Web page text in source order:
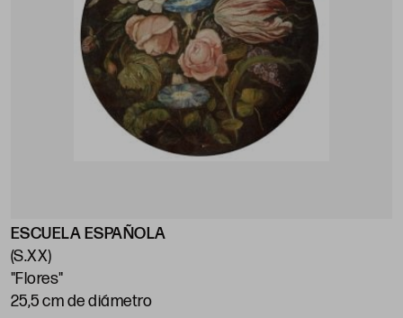
ESCUELA ESPAÑOLA
(S.XX)
"Flores"
25,5 cm de diámetro